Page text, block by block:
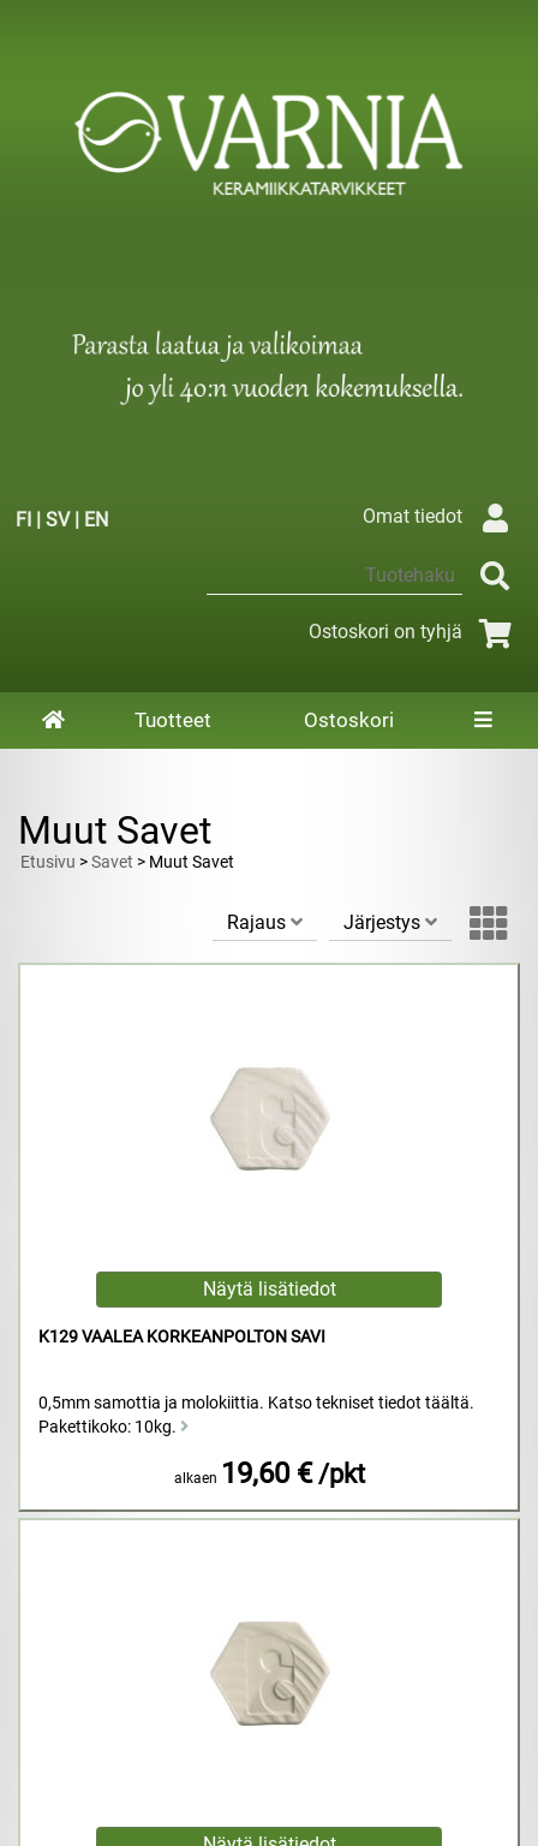
FI | SV| EN Omat tiedot
Ostoskori on tyhjä
Tuotteet Ostoskori
Muut Savet
Etusivu >Savet > Muut Savet
Rajaus Järjestys
K129 VAALEA KORKEANPOLTON SAVI
0,5mm samottia ja molokiittia. Katso tekniset tiedot täältä.
Pakettikoko: 10kg.
alkaen 19,60 € /pkt